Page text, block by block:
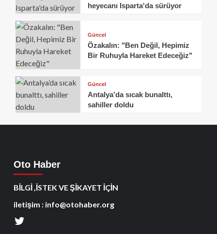
heyecanı Isparta'da sürüyor
Güncel
Özakalın: "Ben Değil, Hepimiz
Bir Ruhuyla Hareket Edeceğiz"
Güncel
Antalya’da sıcak bunalttı,
sahiller doldu
Oto Haber
BİLGİ ,İSTEK VE ŞİKAYET İÇİN
iletişim : info@otohaber.org